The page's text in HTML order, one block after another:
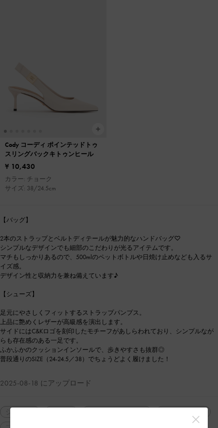
Cody コーディ ポインテッドトゥ
スリングバックキトゥンヒール
¥ 10,430
カラー: チョーク
サイズ: 38/24.5cm
【バッグ】
2本のストラップとベルトディテールが魅力的なハンドバッグ♡
シンプルなデザインでも細部のこだわりが光るアイテムです。
マチもしっかりあるので、500mlのペットボトルや日焼け止めなども入るサ
イズ感。
デザイン性と収納力を兼ね備えています♪
【シューズ】
足元にやさしくフィットするストラップパンプス。
上品に艶めくレザーが高級感を演出します。
サイドにはC&Kロゴを刻印したモチーフがあしらわれており、シンプルなが
らも存在感のある一足です。
ふかふかのクッションインソールで、歩きやすさも抜群◎
普段通りのSIZE（24-24.5／38）でちょうどよく履けました！
2025-08-18 にアップロード
シューズ